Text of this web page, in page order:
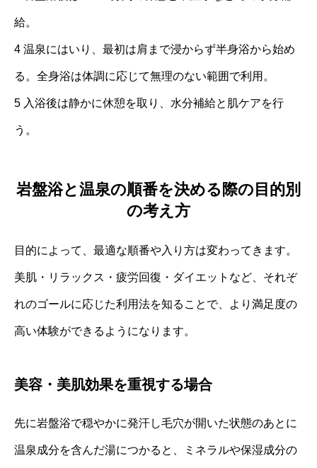
給。
4 温泉にはいり、最初は肩まで浸からず半身浴から始め
る。全身浴は体調に応じて無理のない範囲で利用。
5 入浴後は静かに休憩を取り、水分補給と肌ケアを行
う。
岩盤浴と温泉の順番を決める際の目的別
の考え方
目的によって、最適な順番や入り方は変わってきます。
美肌・リラックス・疲労回復・ダイエットなど、それぞ
れのゴールに応じた利用法を知ることで、より満足度の
高い体験ができるようになります。
美容・美肌効果を重視する場合
先に岩盤浴で穏やかに発汗し毛穴が開いた状態のあとに
温泉成分を含んだ湯につかると、ミネラルや保湿成分の